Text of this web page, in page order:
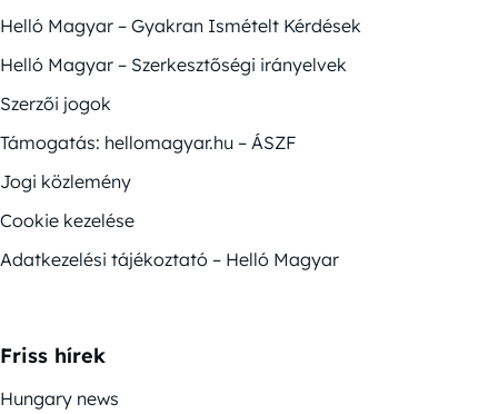
Helló Magyar – Gyakran Ismételt Kérdések
Helló Magyar – Szerkesztőségi irányelvek
Szerzői jogok
Támogatás: hellomagyar.hu – ÁSZF
Jogi közlemény
Cookie kezelése
Adatkezelési tájékoztató – Helló Magyar
Friss hírek
Hungary news